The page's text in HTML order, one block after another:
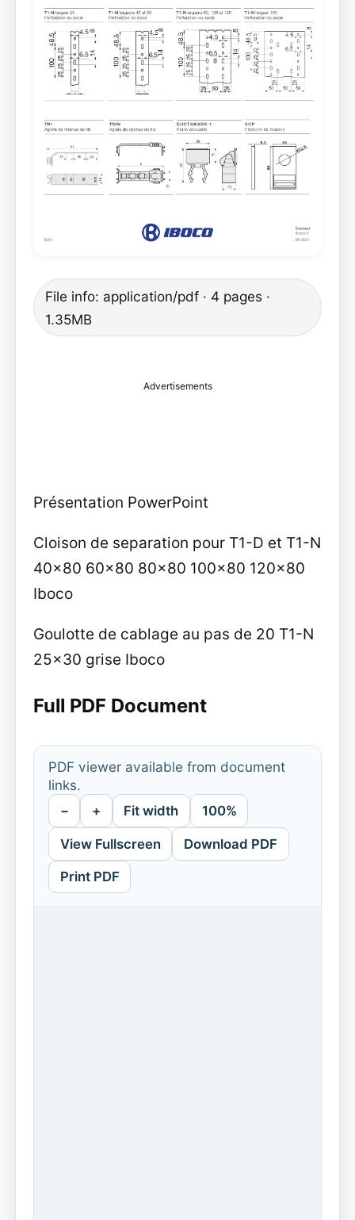
File info: application/pdf · 4 pages ·
1.35MB
Advertisements
Présentation PowerPoint
Cloison de separation pour T1-D et T1-N
40x80 60x80 80x80 100x80 120x80
Iboco
Goulotte de cablage au pas de 20 T1-N
25x30 grise Iboco
Full PDF Document
PDF viewer available from document
links.
− + Fit width 100%
View Fullscreen Download PDF
Print PDF